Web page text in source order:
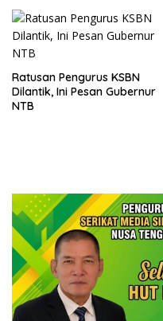
Ratusan Pengurus KSBN
Dilantik, Ini Pesan Gubernur
NTB